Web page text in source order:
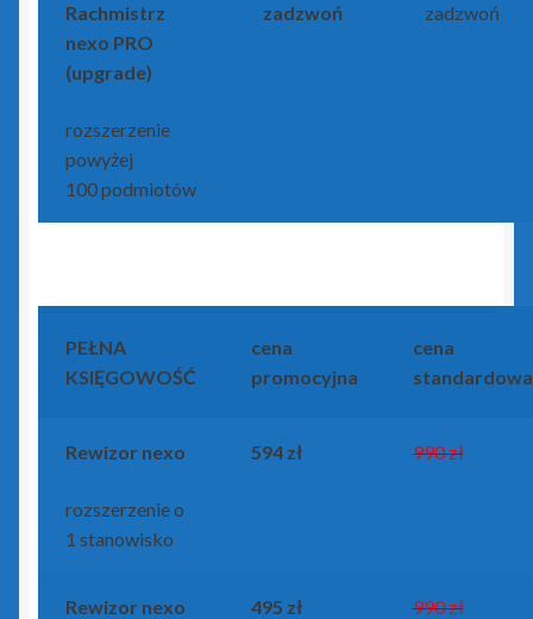
Rachmistrz
nexo PRO
(upgrade)
rozszerzenie
powyżej
100 podmiotów
zadzwoń zadzwoń
PEŁNA
KSIĘGOWOŚĆ
cena
promocyjna
cena
standardowa
Rewizor nexo
rozszerzenie o
1 stanowisko
594 zł 990 zł
Rewizor nexo 495 zł 990 zł